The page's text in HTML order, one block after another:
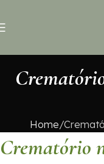
Home
Crematório